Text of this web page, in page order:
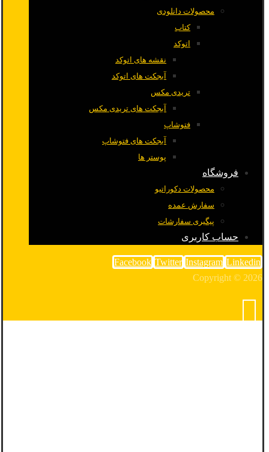
محصولات دانلودی
کتاب
اتوکد
نقشه های اتوکد
آبجکت های اتوکد
تریدی مکس
آبجکت های تریدی مکس
فتوشاپ
آبجکت های فتوشاپ
پوستر ها
فروشگاه
محصولات دکوراتیو
سفارش عمده
پیگیری سفارشات
حساب کاربری
Facebook Twitter Instagram Linkedin
Copyright © 2026